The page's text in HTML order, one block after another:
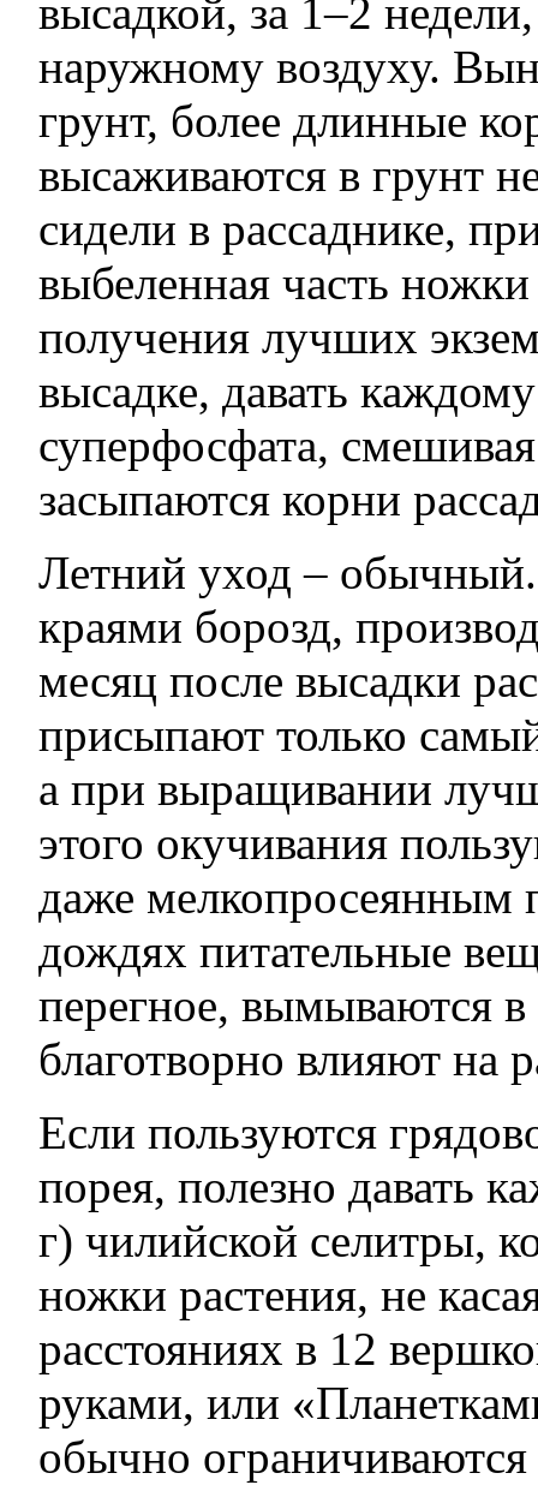
высадкой, за 1–2
наружному воздуху.
грунт, более длинные
высаживаются в грунт
сидели в рассаднике,
выбеленная часть
получения лучших
высадке, давать
суперфосфата,
засыпаются корни
Летний уход – обычный.
краями борозд,
месяц после высадки
присыпают только
а при выращивании
этого окучивания
даже мелкопросеянным
дождях питательные
перегное, вымываются
благотворно влияют на
Если пользуются
порея, полезно давать
г) чилийской селитры,
ножки растения, не
расстояниях в 12
руками, или
обычно